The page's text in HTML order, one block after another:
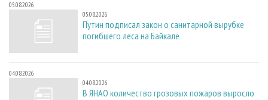
05.08.2026
05.08.2026
Путин подписал закон о санитарной вырубке
погибшего леса на Байкале
04.08.2026
04.08.2026
В ЯНАО количество грозовых пожаров выросло